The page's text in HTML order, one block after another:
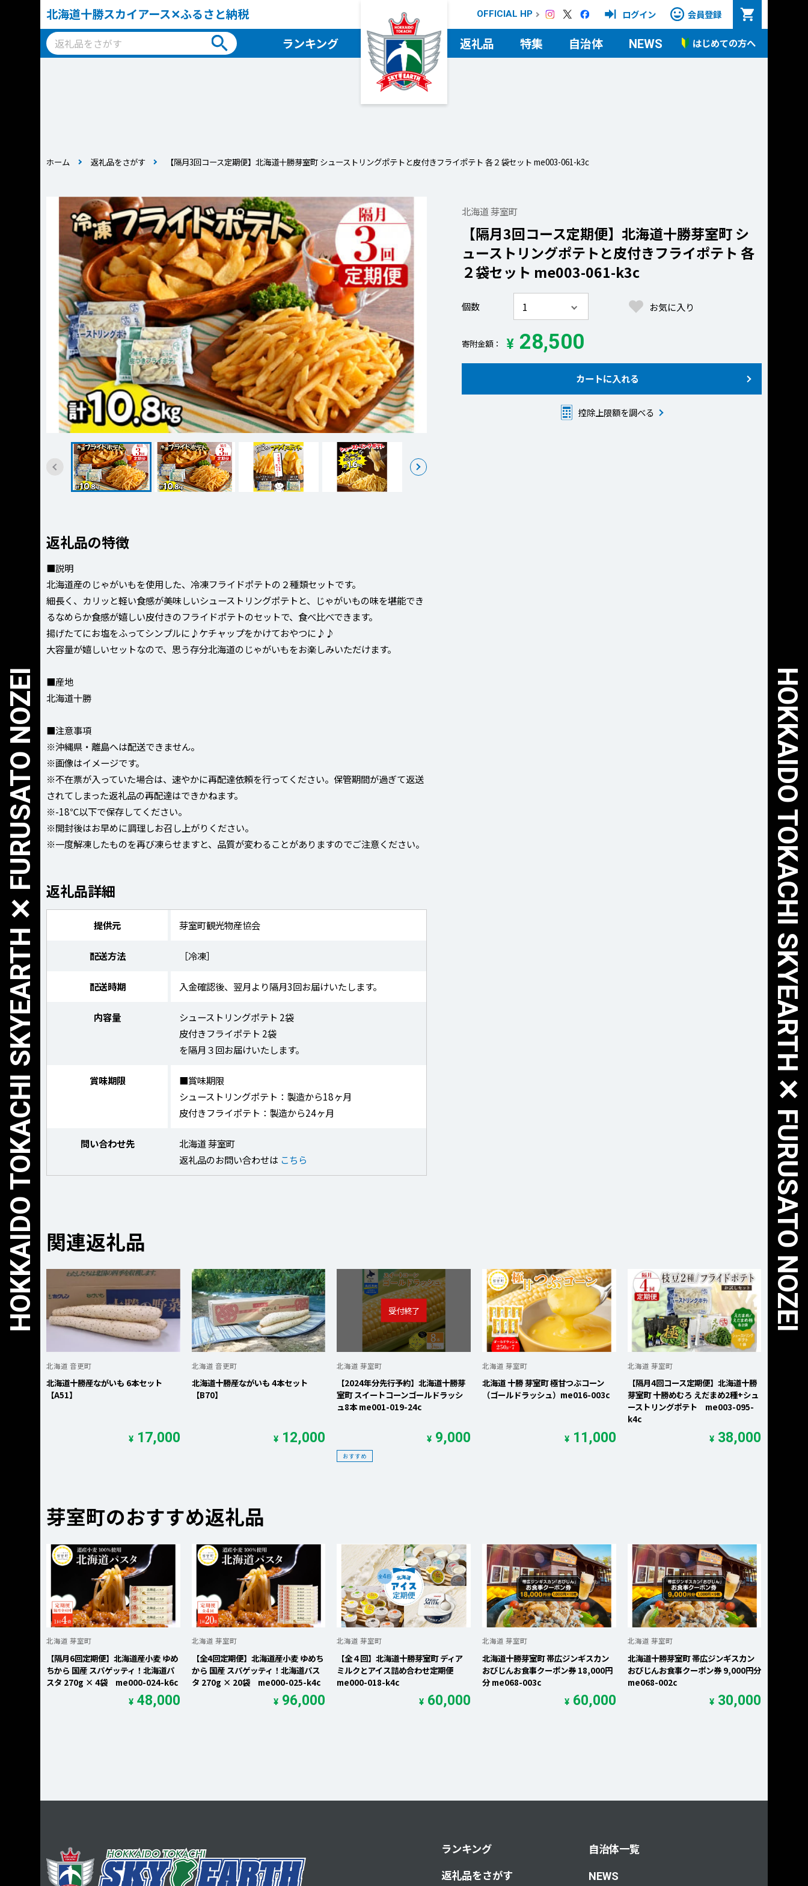
北海道十勝スカイアース✕ふるさと納税 OFFICIAL HP ログイン 会員登録
検索
ランキング 返礼品 特集 自治体 NEWS はじめての方へ
HOKKAIDO TOKACHI SKYEARTH ✕ FURUSATO NOZEI HOKKAIDO TOKACHI SKYEARTH ✕ FURUSATO NOZEI
ホーム 返礼品をさがす 【隔月3回コース定期便】北海道十勝芽室町 シューストリングポテトと皮付きフライポテト 各２袋セット me003-061-k3c
北海道 芽室町
【隔月3回コース定期便】北海道十勝芽室町 シ
ューストリングポテトと皮付きフライポテト 各
２袋セット me003-061-k3c
個数 お気に入り
寄附金額 ¥28,500
カートに入れる
控除上限額を調べる
返礼品の特徴
■説明
北海道産のじゃがいもを使用した、冷凍フライドポテトの２種類セットです。
細長く、カリッと軽い食感が美味しいシューストリングポテトと、じゃがいもの味を堪能でき
るなめらか食感が嬉しい皮付きのフライドポテトのセットで、食べ比べできます。
揚げたてにお塩をふってシンプルに♪ケチャップをかけておやつに♪♪
大容量が嬉しいセットなので、思う存分北海道のじゃがいもをお楽しみいただけます。
■産地
北海道十勝
■注意事項
※沖縄県・離島へは配送できません。
※画像はイメージです。
※不在票が入っていた場合は、速やかに再配達依頼を行ってください。保管期間が過ぎて返送
されてしまった返礼品の再配達はできかねます。
※-18℃以下で保存してください。
※開封後はお早めに調理しお召し上がりください。
※一度解凍したものを再び凍らせますと、品質が変わることがありますのでご注意ください。
返礼品詳細
提供元 芽室町観光物産協会
配送方法 ［冷凍］
配送時期 入金確認後、翌月より隔月3回お届けいたします。
内容量
シューストリングポテト 2袋
皮付きフライポテト 2袋
を隔月３回お届けいたします。
賞味期限
■賞味期限
シューストリングポテト：製造から18ヶ月
皮付きフライポテト：製造から24ヶ月
問い合わせ先
北海道 芽室町
返礼品のお問い合わせは こちら
関連返礼品
北海道 音更町
北海道十勝産ながいも 6本セット
【A51】
¥17,000
北海道 音更町
北海道十勝産ながいも 4本セット
【B70】
¥ 12,000
北海道 芽室町
【2024年分先行予約】北海道十勝芽
室町 スイートコーンゴールドラッシ
ュ8本 me001-019-24c
¥9,000
おすすめ
北海道 芽室町
北海道 十勝 芽室町 極甘つぶコーン
（ゴールドラッシュ）me016-003c
¥11,000
北海道 芽室町
【隔月4回コース定期便】北海道十勝
芽室町 十勝めむろ えだまめ2種+シュ
ーストリングポテト me003-095-
k4c
¥ 38,000
芽室町のおすすめ返礼品
北海道 芽室町
【隔月6回定期便】北海道産小麦 ゆめ
ちから 国産 スパゲッティ！北海道パ
スタ 270g × 4袋 me000-024-k6c
¥48,000
北海道 芽室町
【全4回定期便】北海道産小麦 ゆめち
から 国産 スパゲッティ！北海道パス
タ 270g × 20袋 me000-025-k4c
¥ 96,000
北海道 芽室町
【全４回】北海道十勝芽室町 ディア
ミルクとアイス詰め合わせ定期便
me000-018-k4c
¥60,000
北海道 芽室町
北海道十勝芽室町 帯広ジンギスカン
おびじんお食事クーポン券 18,000円
分 me068-003c
¥60,000
北海道 芽室町
北海道十勝芽室町 帯広ジンギスカン
おびじんお食事クーポン券 9,000円分
me068-002c
¥ 30,000
ランキング
返礼品をさがす
自治体一覧
NEWS